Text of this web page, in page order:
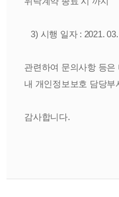
3) 시행 일자 : 2021.
관련하여 문의사항 등
내 개인정보보호 담당
감사합니다.